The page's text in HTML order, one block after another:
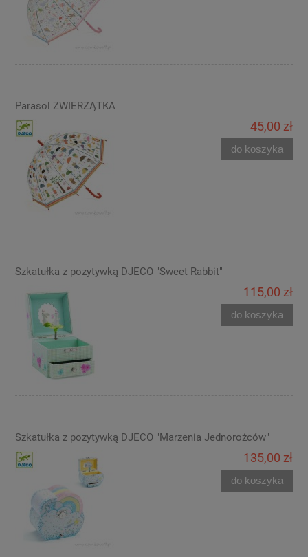
Parasol ZWIERZĄTKA
45,00 zł
do koszyka
Szkatułka z pozytywką DJECO "Sweet Rabbit"
115,00 zł
do koszyka
Szkatułka z pozytywką DJECO "Marzenia Jednorożców"
135,00 zł
do koszyka